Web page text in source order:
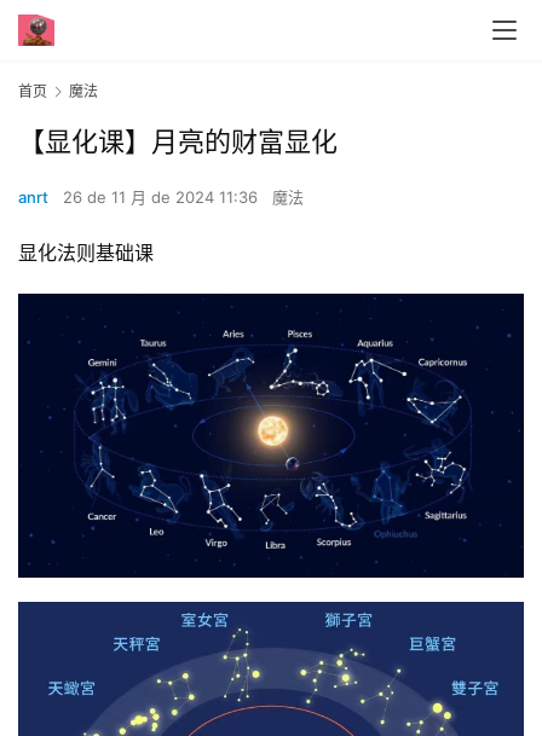
首页 魔法
【显化课】月亮的财富显化
anrt 26 de 11 月 de 2024 11:36 魔法
显化法则基础课